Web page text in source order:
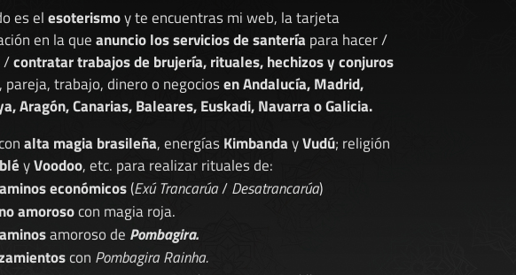
es elesoterismoy te encuentras mi web, la tarjeta
en la queanuncio los servicios de santería para hacer /
/contratar trabajos de brujería, rituales, hechizos y conjuros
pareja, trabajo, dinero o negociosen Andalucía, Madrid,
Aragón, Canarias, Baleares, Euskadi, Navarra o Galicia.
alta magia brasileña, energíasKimbandayVudú; religión
yVoodoo, etc. para realizar rituales de:
económicos(Exú Trancarúa/Desatrancarúa)
amorosocon magia roja.
amoroso de Pombagira.
con Pombagira Rainha.